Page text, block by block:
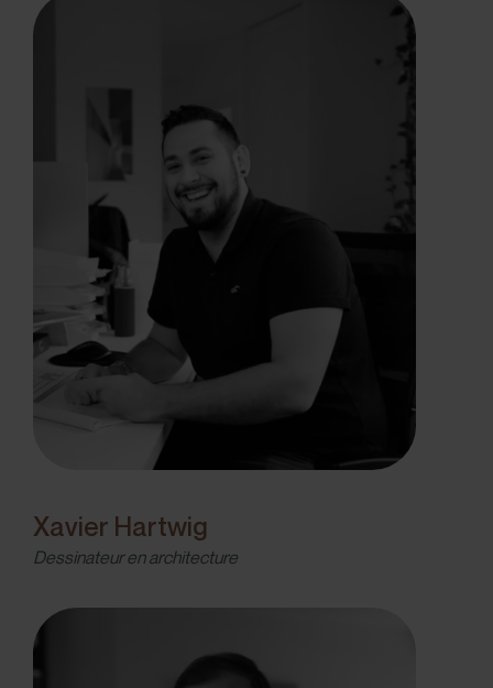
Xavier Hartwig
Dessinateur en architecture